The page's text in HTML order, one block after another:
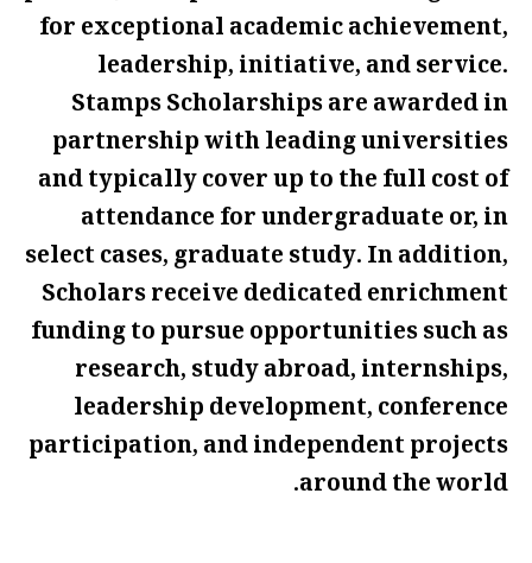
for exceptional academic achievement,
leadership, initiative, and service.
Stamps Scholarships are awarded in
partnership with leading universities
and typically cover up to the full cost of
attendance for undergraduate or, in
select cases, graduate study. In addition,
Scholars receive dedicated enrichment
funding to pursue opportunities such as
research, study abroad, internships,
leadership development, conference
participation, and independent projects
around the world.